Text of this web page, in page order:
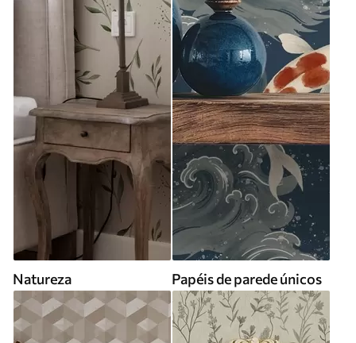
Natureza Papéis de parede únicos